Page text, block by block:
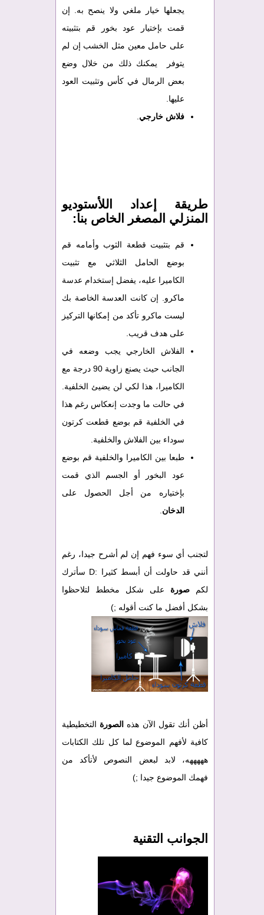
يجعلها خيار ملغي ولا ينصح به. إن
قمت بإختيار عود بخور قم بتثبيته
على حامل معين مثل الخشب إن لم
يتوفر يمكنك ذلك من خلال وضع
بعض الرمال في كأس وتثبيت العود
عليها.
فلاش خارجي
طريقة إعداد اللأستوديو
المنزلي المصغر الخاص بنا:
قم بتثبيت قطعة الثوب وأمامه قم
بوضع الحامل الثلاثي مع تثبيت
الكاميرا عليه، يفضل إستخدام عدسة
ماكرو. إن كانت العدسة الخاصة بك
ليست ماكرو تأكد من إمكانها التركيز
على هدف قريب.
الفلاش الخارجي يجب وضعه في
الجانب حيث يصنع زاوية 90 درجة مع
الكاميرا، هذا لكي لن يضيئ الخلفية.
في حالت ما وجدت إنعكاس رغم هذا
في الخلفية قم بوضع قطعت كرتون
سوداء بين الفلاش والخلفية.
طبعا بين الكاميرا والخلفية قم بوضع
عود البخور أو الجسم الذي قمت
بإختياره من أجل الحصول على
الدخان
لتجنب أي سوء فهم إن لم أشرح جيدا، رغم
أنني قد حاولت أن أبسط كثيرا :D سأترك
لكم صورة على شكل مخطط لتلاحظوا
بشكل أفضل ما كنت أقوله ;)
أظن أنك تقول الآن هذه الصورة التخطيطية
كافية لأفهم الموضوع لما كل تلك الكتابات
هههههه، لابد لبعض النصوص لأتأكد من
فهمك الموضوع جيدا ;)
الجوانب التقنية